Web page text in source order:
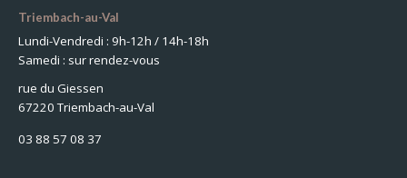
Triembach-au-Val
Lundi-Vendredi : 9h-12h / 14h-18h
Samedi : sur rendez-vous
rue du Giessen
67220 Triembach-au-Val
03 88 57 08 37